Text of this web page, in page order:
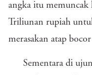
angka itu
Triliunan rupiah
merasakan atap
Sementara di